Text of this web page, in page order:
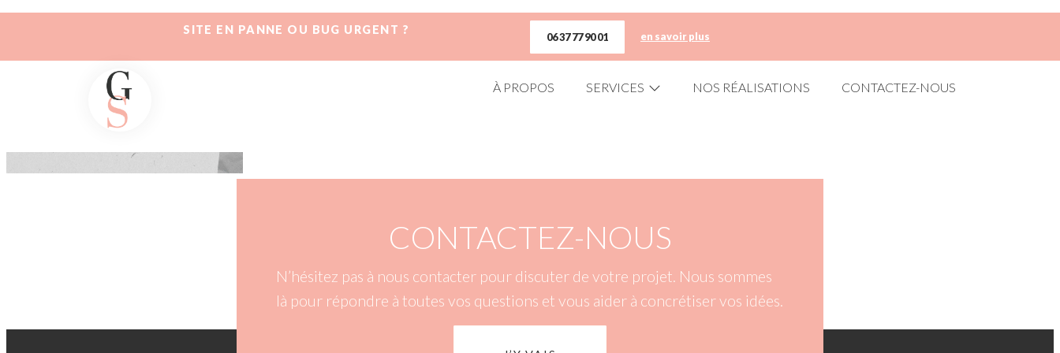
SITE EN PANNE OU BUG URGENT ?
06 37 77 90 01 en savoir plus
À PROPOS SERVICES NOS RÉALISATIONS CONTACTEZ-NOUS
CONTACTEZ-NOUS
N’hésitez pas à nous contacter pour discuter de votre projet. Nous sommes
là pour répondre à toutes vos questions et vous aider à concrétiser vos idées.